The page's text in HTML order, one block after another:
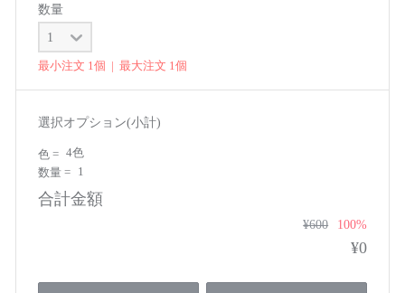
数量
最小注文 1個 | 最大注文 1個
選択オプション(小計)
色 = 4色
数量 = 1
合計金額
¥600 100%
¥0